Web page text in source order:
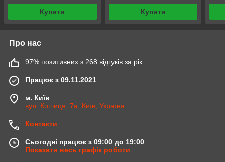
Купити Купити
Про нас
97% позитивних з 268 відгуків за рік
Працює з 09.11.2021
м. Київ
вул. Кошиця, 7а, Київ, Україна
Контакти
Сьогодні працює з 09:00 до 19:00
Показати весь графік роботи